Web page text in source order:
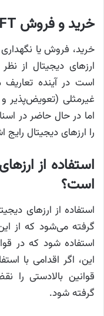
خرید و فروش NFTها در ایران قانونی است؟
خرید، فروش یا نگهداری
ارزهای دیجیتال از
است در آینده تعاریف
غیرمثلی (تعویض‌پذیر
را ارزهای دیجیتال
استفاده از
است؟
استفاده از ارزهای
گرفته می‌شود که از
استفاده شود که در
این، اگر اقدامی با
قوانین بالادستی
گرفته شود.